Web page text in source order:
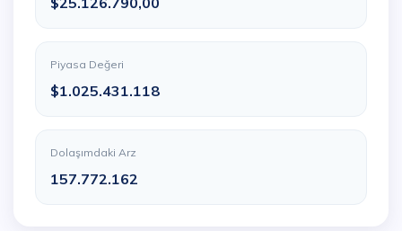
Piyasa Değeri
$1.025.431.118
Dolaşımdaki Arz
157.772.162